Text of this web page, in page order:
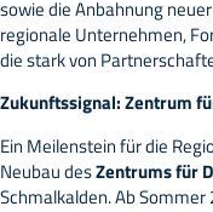
sowie die Anbahnung
regionale Unternehmen,
die stark von
Zukunftssignal: Zentrum
Ein Meilenstein für die
Neubau desZentrums für
Schmalkalden. Ab